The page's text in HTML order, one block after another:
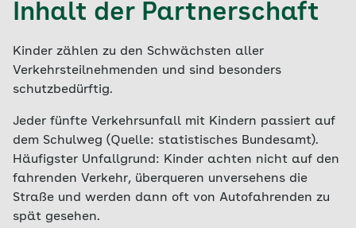
Inhalt der Partnerschaft
Kinder zählen zu den Schwächsten aller
Verkehrsteilnehmenden und sind besonders
schutzbedürftig.
Jeder fünfte Verkehrsunfall mit Kindern passiert auf
dem Schulweg (Quelle: statistisches Bundesamt).
Häufigster Unfallgrund: Kinder achten nicht auf den
fahrenden Verkehr, überqueren unversehens die
Straße und werden dann oft von Autofahrenden zu
spät gesehen.